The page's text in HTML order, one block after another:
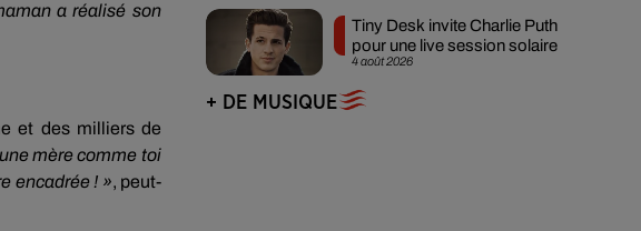
a réalisé son
et des milliers de
mère comme toi
encadrée ! », peut-
4 août 2026
Tiny Desk invite Charlie Puth
pour une live session solaire
+ DE MUSIQUE